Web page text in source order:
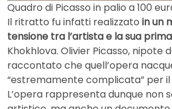
Quadro di Picasso in palio a 100
Il ritratto fu infatti realizzato in un
tensione tra l’artista e la sua
Khokhlova. Olivier Picasso, nipote
raccontato che quell’opera
“estremamente complicata” per
L’opera rappresenta dunque non